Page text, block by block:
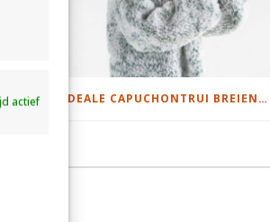
actief
DAMESJAS BREIEN VAN HEERLIJK ZACHT GAREN IDEALE CAPUCHONTRUI BREIEN VOOR THUIS OP DE BANK